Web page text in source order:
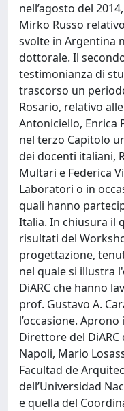
nell’agosto del
Mirko Russo
svolte in Argentina
dottorale. Il
testimonianza di
trascorso un
Rosario, relativo
Antoniciello, Enrica
nel terzo Capitolo
dei docenti italiani,
Multari e Federica
Laboratori o in
quali hanno
Italia. In chiusura il
risultati del
progettazione,
nel quale si illustra
DiARC che hanno
prof. Gustavo A.
l’occasione.
Direttore del DiARC
Napoli, Mario
Facultad de
dell’Universidad
e quella del